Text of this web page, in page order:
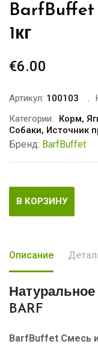
1кг
€6.00
Артикул: 100103
Категории:
Корм,
Собаки, Источник
Бренд: BarfBuffet
В КОРЗИНУ
Описание
BARF
BarfBuffet Смесь